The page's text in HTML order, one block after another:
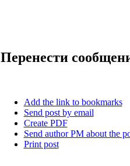
Перенести
Add the link to bookmarks
Send post by email
Create PDF
Send author PM about the
Print post